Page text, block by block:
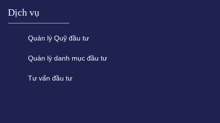
Dịch vụ
Quản lý Quỹ đầu tư
Quản lý danh mục đầu tư
Tư vấn đầu tư